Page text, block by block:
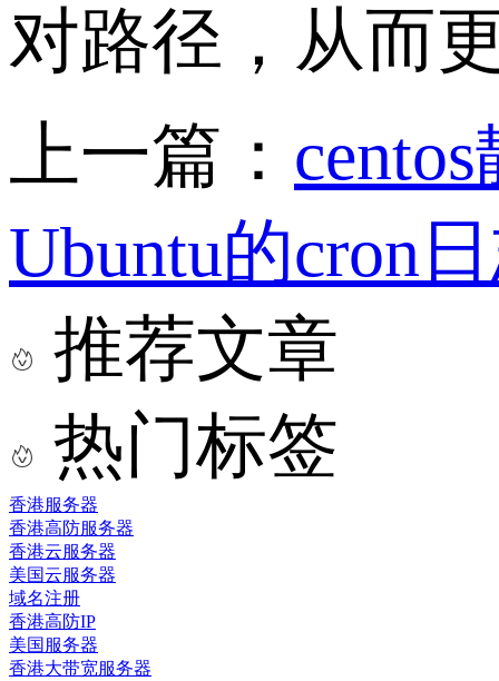
对路径，从而
上一篇：
Ubuntu的cron
推荐文章
热门标签
香港服务器
香港高防服务器
香港云服务器
美国云服务器
域名注册
香港高防IP
美国服务器
香港大带宽服务器